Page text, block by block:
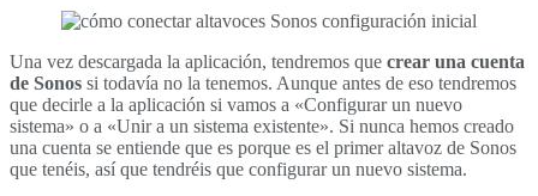
Una vez descargada la aplicación, tendremos que crear una cuenta
de Sonos si todavía no la tenemos. Aunque antes de eso tendremos
que decirle a la aplicación si vamos a «Configurar un nuevo
sistema» o a «Unir a un sistema existente». Si nunca hemos creado
una cuenta se entiende que es porque es el primer altavoz de Sonos
que tenéis, así que tendréis que configurar un nuevo sistema.